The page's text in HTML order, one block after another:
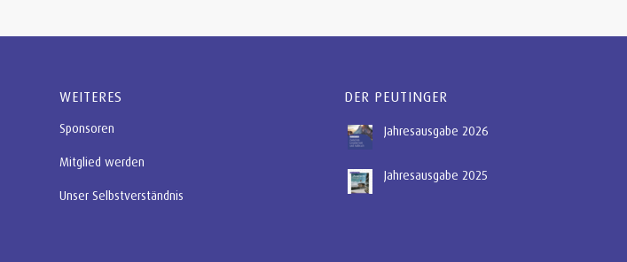
WEITERES
Sponsoren
Mitglied werden
Unser Selbstverständnis
DER PEUTINGER
Jahresausgabe 2026
Jahresausgabe 2025